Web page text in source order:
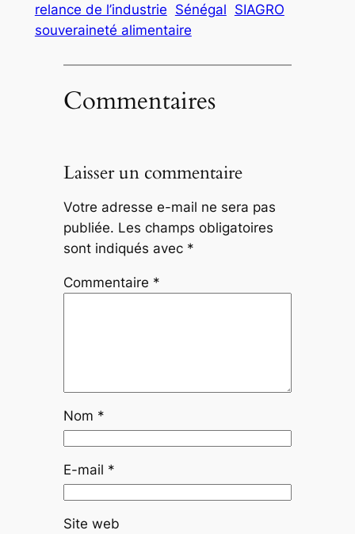
relance de l’industrie Sénégal SIAGRO
souveraineté alimentaire
Commentaires
Laisser un commentaire
Votre adresse e-mail ne sera pas
publiée. Les champs obligatoires
sont indiqués avec *
Commentaire *
Nom *
E-mail *
Site web